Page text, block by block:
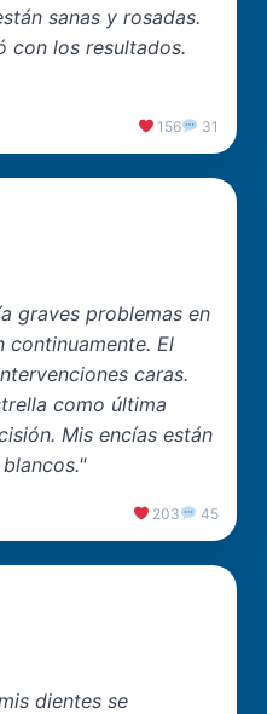
sanas y rosadas.
con los resultados.
156 31
graves problemas en
continuamente. El
caras.
como última
Mis encías están
203 45
dientes se